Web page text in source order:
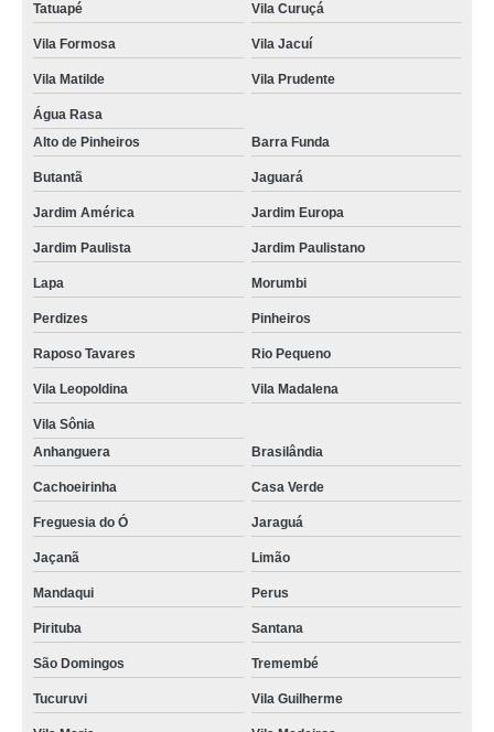
assistência técnica celular samsung telefone Mauá
assistência técnica celular delivery telefone Brás
assistência técnica samsung celulares Sacomã
assistência técnica celular apple Bela Vista
assistência técnica de celulares próximo a mim São Paulo
contato de assistência técnica celular samsung Caieiras
assistência técnica celular motorola telefone Santana do Parnaíba
assistência técnica celulares samsung República
assistência técnica celular telefone Rio Grande da Serra
encontrar assistência técnica de celular próximo a mim Chácara Santo
contato de assistência técnica celular delivery Vila Sônia
encontrar assistência técnica celular apple Grajaú
assistência técnica de celular próximo a mim telefone Santana do Parnaíba
assistência técnica samsung celular Tatuapé
assistência técnica de celular telefone Santo Amaro
encontrar assistência técnica celular delivery Grajaú
Tatuapé Vila Curuçá
Vila Formosa Vila Jacuí
Vila Matilde Vila Prudente
Água Rasa
Alto de Pinheiros
Barra Funda
Butantã Jaguará
Jardim América Jardim Europa
Jardim Paulista Jardim Paulistano
Lapa Morumbi
Perdizes Pinheiros
Raposo Tavares Rio Pequeno
Vila Leopoldina Vila Madalena
Vila Sônia
Anhanguera
Brasilândia
Cachoeirinha Casa Verde
Freguesia do Ó Jaraguá
Jaçanã Limão
Mandaqui Perus
Pirituba Santana
São Domingos Tremembé
Tucuruvi Vila Guilherme